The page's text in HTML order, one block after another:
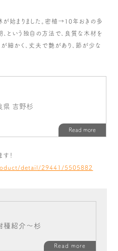
始まりました。密植→10年おきの多
という独自の方法で、良質な木材を
細かく、丈夫で艶があり、節が少な
！
detail/29441/5505882
種紹介～杉
Read more